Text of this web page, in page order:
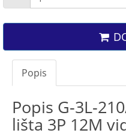
Popis
Popis G-3L-
lišta 3P 12M